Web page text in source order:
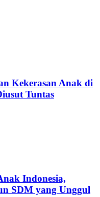
Kekerasan Anak di
Tuntas
Indonesia,
SDM yang Unggul